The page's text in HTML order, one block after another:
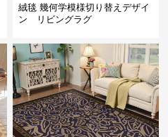
絨毯 幾何学模様切り替えデザイ
ン リビングラグ